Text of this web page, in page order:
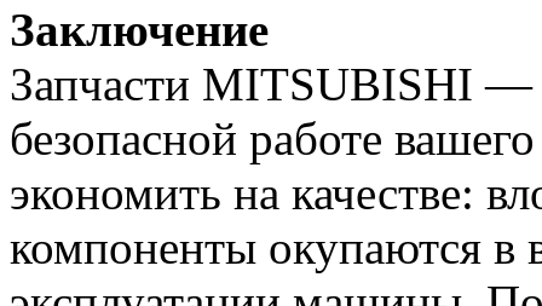
Заключение
Запчасти MITSUBISHI —
безопасной работе
экономить на качестве:
компоненты окупаются в